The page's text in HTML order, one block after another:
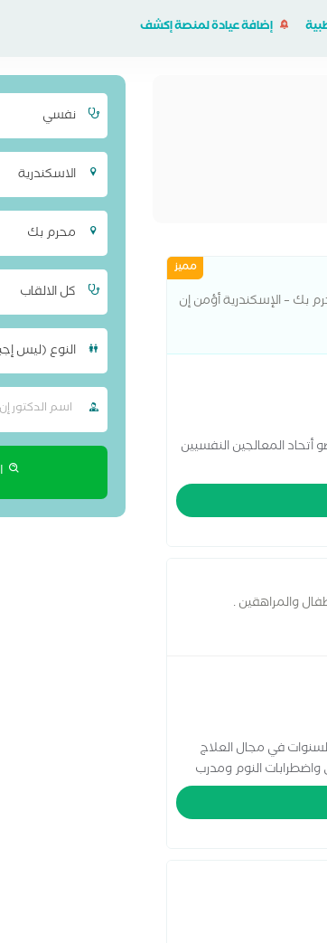
إضافة عيادة لمنصة إكشف
مميز
بك – الإسكندرية أؤمن إن
قلق،
المعالجين النفسيين
والمراهقين .
في مجال العلاج
واضطرابات النوم ومدرب
والدكتوراه في الصحه
نفسي
الاسكندرية
محرم بك
كل الالقاب
النوع (ليس